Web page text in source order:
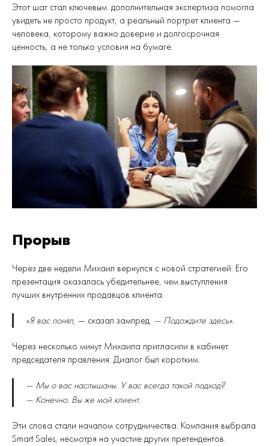
Этот шаг стал ключевым: дополнительная экспертиза помогла
увидеть не просто продукт, а реальный портрет клиента —
человека, которому важно доверие и долгосрочная
ценность, а не только условия на бумаге.
Прорыв
Через две недели Михаил вернулся с новой стратегией. Его
презентация оказалась убедительнее, чем выступления
лучших внутренних продавцов клиента.
«Я вас понял, — сказал зампред. — Подождите здесь».
Через несколько минут Михаила пригласили в кабинет
председателя правления. Диалог был коротким:
— Мы о вас наслышаны. У вас всегда такой подход?
— Конечно. Вы же мой клиент.
Эти слова стали началом сотрудничества. Компания выбрала
Smart Sales, несмотря на участие других претендентов.